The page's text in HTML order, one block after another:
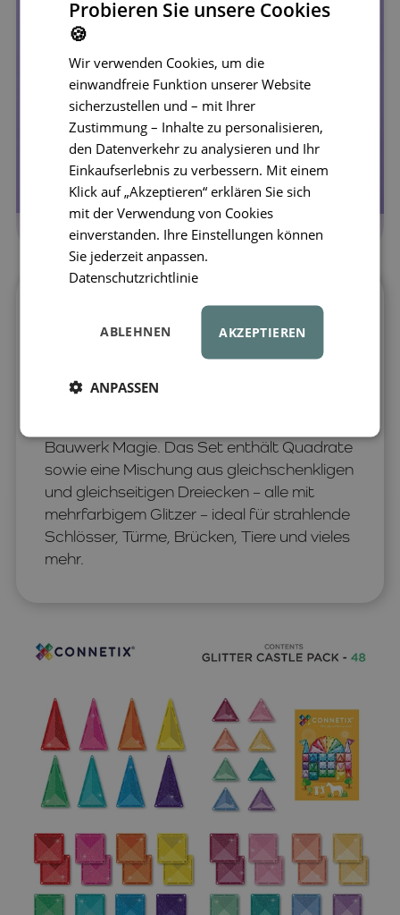
Glitzernde Farben, die jedes Bauen
erstrahlen lassen
Entwickelt für große Fantasie und
märchenhafte Entdecker: Glitzernde Teile
Bauwerk Magie. Das Set enthält Quadrate
sowie eine Mischung aus gleichschenkligen
und gleichseitigen Dreiecken – alle mit
mehrfarbigem Glitzer – ideal für strahlende
Schlösser, Türme, Brücken, Tiere und vieles
mehr.
Probieren Sie unsere Cookies
🍪
Wir verwenden Cookies, um die
einwandfreie Funktion unserer Website
sicherzustellen und – mit Ihrer
Zustimmung – Inhalte zu personalisieren,
den Datenverkehr zu analysieren und Ihr
Einkaufserlebnis zu verbessern. Mit einem
Klick auf „Akzeptieren“ erklären Sie sich
mit der Verwendung von Cookies
einverstanden. Ihre Einstellungen können
Sie jederzeit anpassen.
Datenschutzrichtlinie
AKZEPTIEREN
ABLEHNEN
ANPASSEN